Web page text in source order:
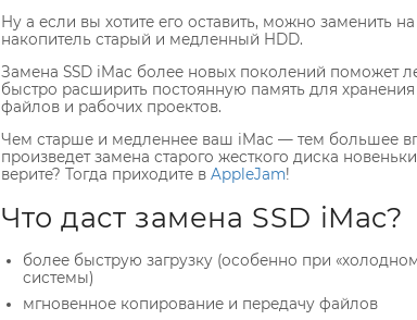
Ну а если вы хотите его оставить, можно заменить
накопитель старый и медленный HDD.
Замена SSD iMac более новых поколений поможет
быстро расширить постоянную память для
файлов и рабочих проектов.
Чем старше и медленнее ваш iMac — тем большее
произведет замена старого жесткого диска
верите? Тогда приходите в AppleJam!
Что даст замена SSD iMac?
более быструю загрузку (особенно при
системы)
мгновенное копирование и передачу файлов